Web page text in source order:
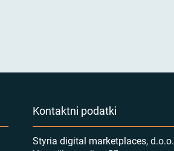
Kontaktni podatki
Styria digital marketplaces, d.o.o.